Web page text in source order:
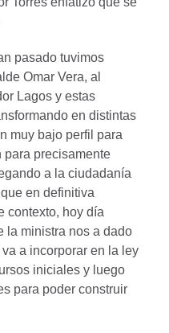
pasado tuvimos
Omar Vera, al
Lagos y estas
en distintas
muy bajo perfil para
para precisamente
a la ciudadanía
en definitiva
contexto, hoy día
la ministra nos a dado
a incorporar en la ley
iniciales y luego
para poder construir